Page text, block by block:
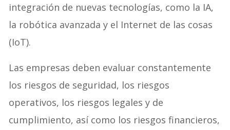
integración de nuevas tecnologías, como la IA,
la robótica avanzada y el Internet de las cosas
(IoT).
Las empresas deben evaluar constantemente
los riesgos de seguridad, los riesgos
operativos, los riesgos legales y de
cumplimiento, así como los riesgos financieros,